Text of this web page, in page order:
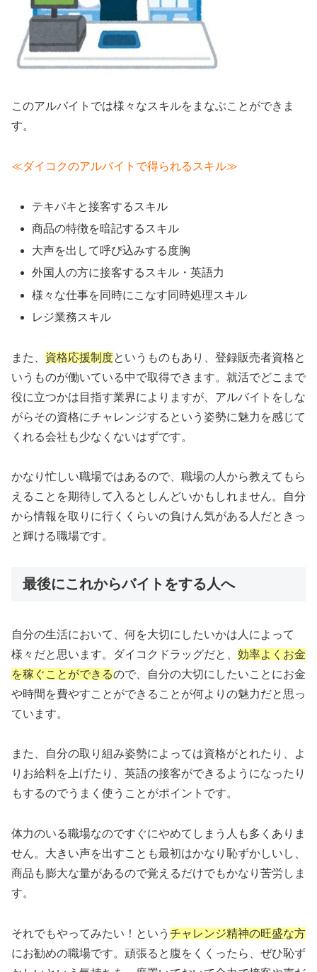
このアルバイトでは様々なスキルをまなぶことができま
す。
≪ダイコクのアルバイトで得られるスキル≫
テキパキと接客するスキル
商品の特徴を暗記するスキル
大声を出して呼び込みする度胸
外国人の方に接客するスキル・英語力
様々な仕事を同時にこなす同時処理スキル
レジ業務スキル
また、 資格応援制度というものもあり、登録販売者資格と
いうものが働いている中で取得できます。就活でどこまで
役に立つかは目指す業界によりますが、アルバイトをしな
がらその資格にチャレンジするという姿勢に魅力を感じて
くれる会社も少なくないはずです。
かなり忙しい職場ではあるので、職場の人から教えてもら
えることを期待して入るとしんどいかもしれません。自分
から情報を取りに行くくらいの負けん気がある人だときっ
と輝ける職場です。
最後にこれからバイトをする人へ
自分の生活において、何を大切にしたいかは人によって
様々だと思います。ダイコクドラッグだと、 効率よくお金
を稼ぐことができるので、自分の大切にしたいことにお金
や時間を費やすことができることが何よりの魅力だと思っ
ています。
また、自分の取り組み姿勢によっては資格がとれたり、よ
りお給料を上げたり、英語の接客ができるようになったり
もするのでうまく使うことがポイントです。
体力のいる職場なのですぐにやめてしまう人も多くありま
せん。大きい声を出すことも最初はかなり恥ずかしいし、
商品も膨大な量があるので覚えるだけでもかなり苦労しま
す。
それでもやってみたい！という チャレンジ精神の旺盛な方
にお勧めの職場です。頑張ると腹をくくったら、ぜひ恥ず